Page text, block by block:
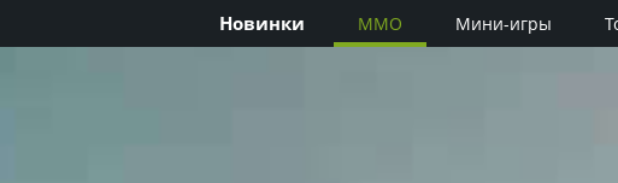
Новинки MMO Мини-игры